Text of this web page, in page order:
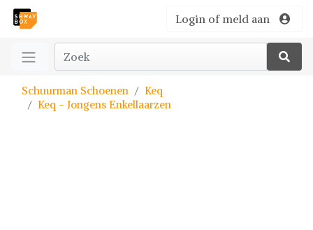
Login of meld aan
Schuurman Schoenen
Keq
Keq - Jongens Enkellaarzen